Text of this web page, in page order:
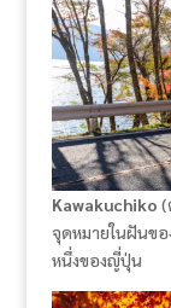
Kawakuchiko (
จุดหมายในฝันข
หนึ่งของญี่ปุ่น